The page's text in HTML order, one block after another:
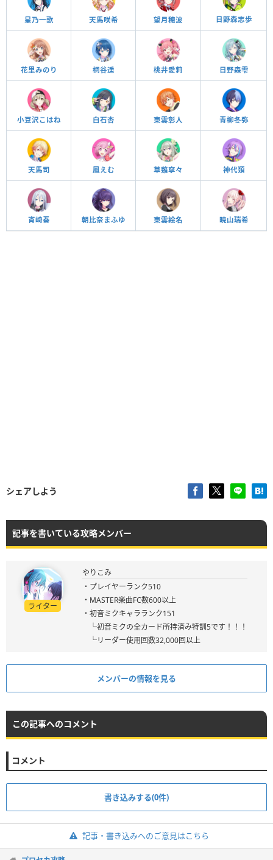
星乃一歌 天馬咲希 望月穂波 日野森志歩
花里みのり 桐谷遥 桃井愛莉 日野森雫
小豆沢こはね 白石杏 東雲彰人 青柳冬弥
天馬司 鳳えむ 草薙寧々 神代類
宵崎奏 朝比奈まふゆ 東雲絵名 暁山瑞希
シェアしよう
記事を書いている攻略メンバー
ライター
やりこみ
・プレイヤーランク510
・MASTER楽曲FC数600以上
・初音ミクキャラランク151
└初音ミクの全カード所持済み特訓5です！！！
└リーダー使用回数32,000回以上
メンバーの情報を見る
この記事へのコメント
コメント
書き込みする(0件)
記事・書き込みへのご意見はこちら